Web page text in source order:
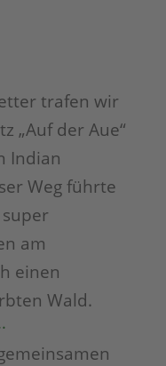
trafen wir
„Auf der Aue“
Indian
Weg führte
am
einen
Wald.